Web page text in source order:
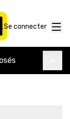
Se connecter